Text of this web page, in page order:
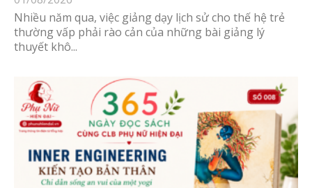
Nhiều năm qua, việc giảng dạy lịch sử cho thế hệ trẻ
thường vấp phải rào cản của những bài giảng lý
thuyết khô...